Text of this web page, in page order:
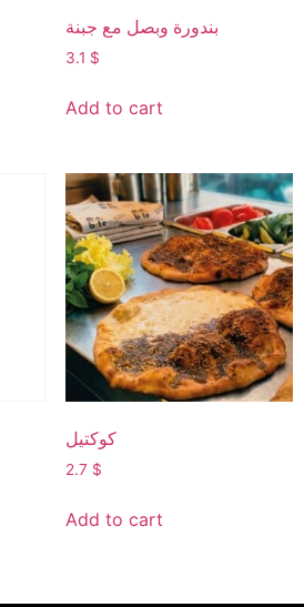
بندورة وبصل مع جبنة
3.1 $
Add to cart
كوكتيل
2.7 $
Add to cart